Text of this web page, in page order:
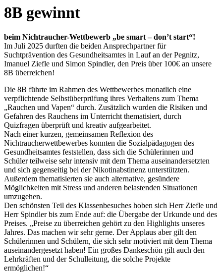
8B gewinnt
Textkörper
beim Nichtraucher-Wettbewerb „be smart – don’t start“!
Im Juli 2025 durften die beiden Ansprechpartner für
Suchtprävention des Gesundheitsamtes in Lauf an der Pegnitz,
Imanuel Ziefle und Simon Spindler, den Preis über 100€ an unsere
8B überreichen!
Die 8B führte im Rahmen des Wettbewerbes monatlich eine
verpflichtende Selbstüberprüfung ihres Verhaltens zum Thema
„Rauchen und Vapen“ durch. Zusätzlich wurden die Risiken und
Gefahren des Rauchens im Unterricht thematisiert, durch
Quizfragen überprüft und kreativ aufgearbeitet.
Nach einer kurzen, gemeinsamen Reflexion des
Nichtraucherwettbewerbes konnten die Sozialpädagogen des
Gesundheitsamtes feststellen, dass sich die Schülerinnen und
Schüler teilweise sehr intensiv mit dem Thema auseinandersetzten
und sich gegenseitig bei der Nikotinabstinenz unterstützten.
Außerdem thematisierten sie auch alternative, gesündere
Möglichkeiten mit Stress und anderen belastenden Situationen
umzugehen.
Den schönsten Teil des Klassenbesuches hoben sich Herr Ziefle und
Herr Spindler bis zum Ende auf: die Übergabe der Urkunde und des
Preises. „Preise zu überreichen gehört zu den Highlights unseres
Jahres. Das machen wir sehr gerne. Der Applaus aber gilt den
Schülerinnen und Schülern, die sich sehr motiviert mit dem Thema
auseinandergesetzt haben! Ein großes Dankeschön gilt auch den
Lehrkräften und der Schulleitung, die solche Projekte
ermöglichen!“